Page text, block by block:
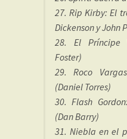
27. Rip Kirby: El
Dickenson y John
28. El Príncipe
Foster)
29. Roco
(Daniel Torres)
30. Flash
(Dan Barry)
31. Niebla en el